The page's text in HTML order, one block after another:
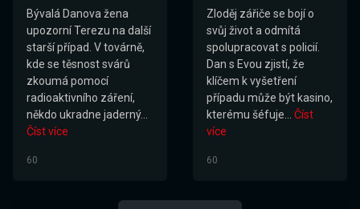
Bývalá Danova žena
upozorní Terezu na další
starší případ. V továrně,
kde se těsnost svárů
zkoumá pomocí
radioaktivního záření,
někdo ukradne jaderný...
Číst více
60
Zloděj zářiče se bojí o
svůj život a odmítá
spolupracovat s policií.
Dan s Evou zjistí, že
klíčem k vyšetření
případu může být kasino,
kterému šéfuje...
Číst
více
60